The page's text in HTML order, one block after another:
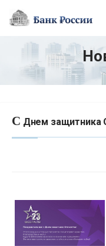
С Днем защитника